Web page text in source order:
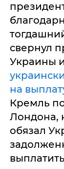
свернул
Украины
на
Кремль
Лондона,
обязал